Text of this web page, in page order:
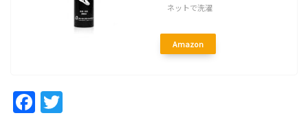
ネットで洗濯
Amazon
Facebook